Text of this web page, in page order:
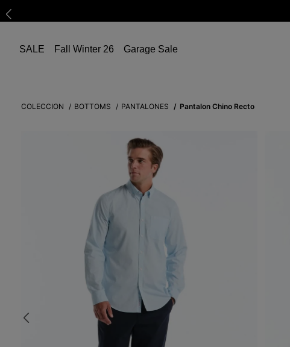
SALE Fall Winter 26 Garage Sale
COLECCION BOTTOMS PANTALONES Pantalon Chino Recto